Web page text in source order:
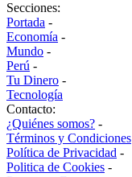
Secciones:
Portada -
Economía -
Mundo -
Perú -
Tu Dinero -
Tecnología
Contacto:
¿Quiénes somos? -
Términos y Condiciones
Política de Privacidad -
Politica de Cookies -